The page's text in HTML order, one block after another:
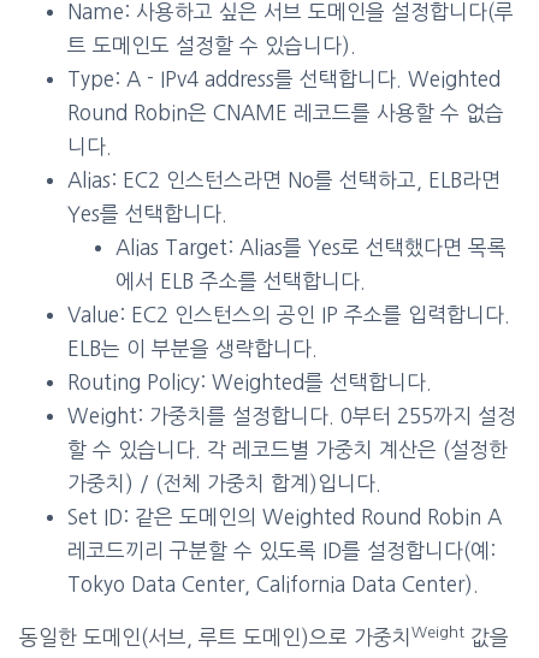
Name: 사용하고 싶은 서브 도메인을 설정합니다(루
트 도메인도 설정할 수 있습니다).
Type: A - IPv4 address를 선택합니다. Weighted
Round Robin은 CNAME 레코드를 사용할 수 없습
니다.
Alias: EC2 인스턴스라면 No를 선택하고, ELB라면
Yes를 선택합니다.
Alias Target: Alias를 Yes로 선택했다면 목록
에서 ELB 주소를 선택합니다.
Value: EC2 인스턴스의 공인 IP 주소를 입력합니다.
ELB는 이 부분을 생략합니다.
Routing Policy: Weighted를 선택합니다.
Weight: 가중치를 설정합니다. 0부터 255까지 설정
할 수 있습니다. 각 레코드별 가중치 계산은 (설정한
가중치) / (전체 가중치 합계)입니다.
Set ID: 같은 도메인의 Weighted Round Robin A
레코드끼리 구분할 수 있도록 ID를 설정합니다(예:
Tokyo Data Center, California Data Center).
동일한 도메인(서브, 루트 도메인)으로 가중치 Weight 값을